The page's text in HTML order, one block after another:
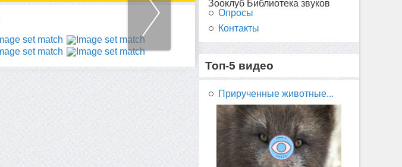
Зооклуб Библиотека звуков
Опросы
Контакты
Топ-5 видео
Прирученные животные...